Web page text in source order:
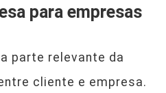
para empresas
parte relevante da
cliente e empresa.